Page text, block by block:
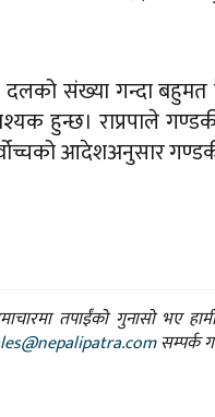
संख्या गन्दा
हुन्छ। राप्रपाले
आदेशअनुसार
तपाईंको गुनासो भए
सम्पर्क